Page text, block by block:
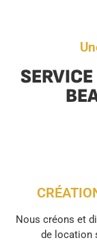
Nous créons et
de location